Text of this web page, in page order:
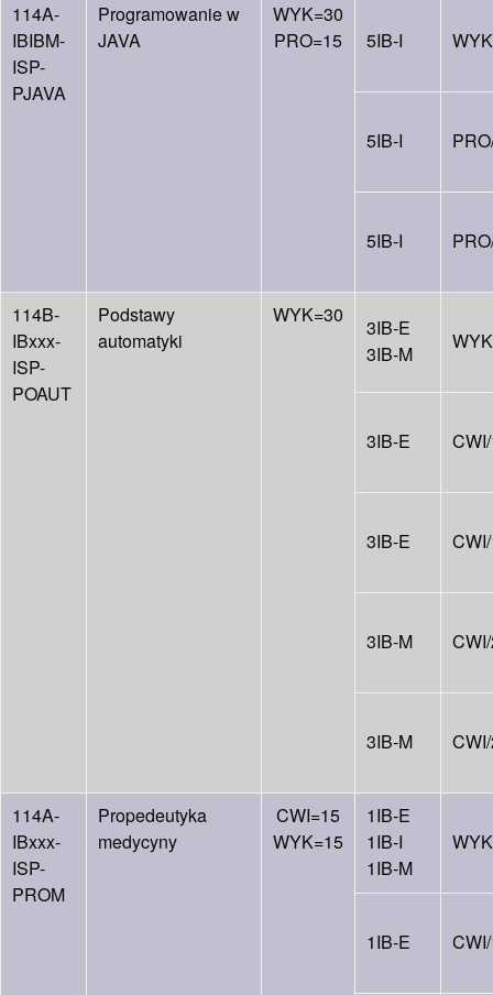
114A-
IBIBM-
ISP-
PJAVA
Programowanie w
JAVA
WYK=30
PRO=15
5IB-I
5IB-I
5IB-I
114B-
IBxxx-
ISP-
POAUT
Podstawy
automatyki
WYK=30
3IB-E
3IB-M
3IB-E
3IB-E
3IB-M
3IB-M
114A-
IBxxx-
ISP-
PROM
Propedeutyka
medycyny
CWI=15
WYK=15
1IB-E
1IB-I
1IB-M
1IB-E